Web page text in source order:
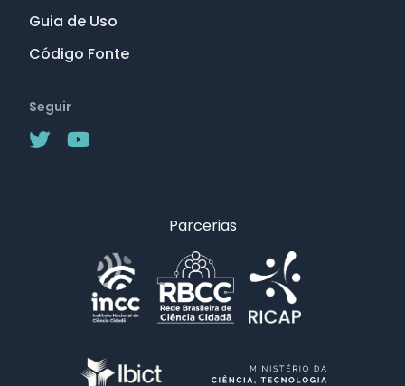
Guia de Uso
Código Fonte
Seguir
Parcerias